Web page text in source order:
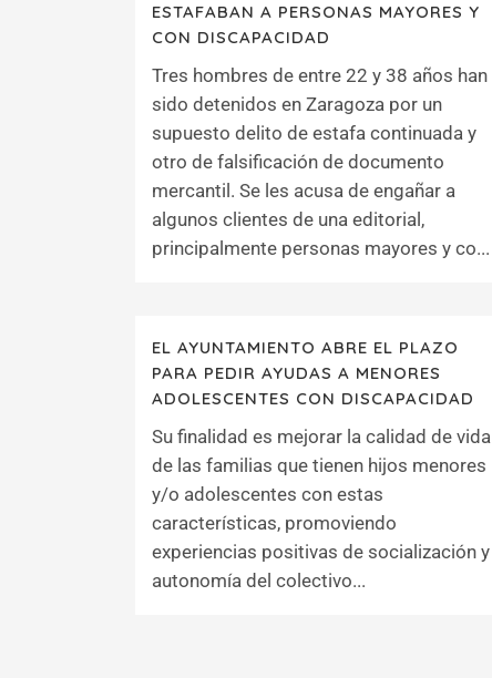
ESTAFABAN A PERSONAS MAYORES Y
CON DISCAPACIDAD
Tres hombres de entre 22 y 38 años han
sido detenidos en Zaragoza por un
supuesto delito de estafa continuada y
otro de falsificación de documento
mercantil. Se les acusa de engañar a
algunos clientes de una editorial,
principalmente personas mayores y co...
EL AYUNTAMIENTO ABRE EL PLAZO
PARA PEDIR AYUDAS A MENORES
ADOLESCENTES CON DISCAPACIDAD
Su finalidad es mejorar la calidad de vida
de las familias que tienen hijos menores
y/o adolescentes con estas
características, promoviendo
experiencias positivas de socialización y
autonomía del colectivo...